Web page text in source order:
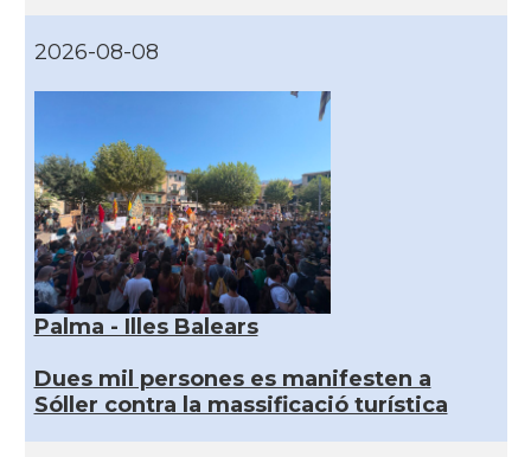
2026-08-08
Palma - Illes Balears
Dues mil persones es manifesten a
Sóller contra la massificació turística